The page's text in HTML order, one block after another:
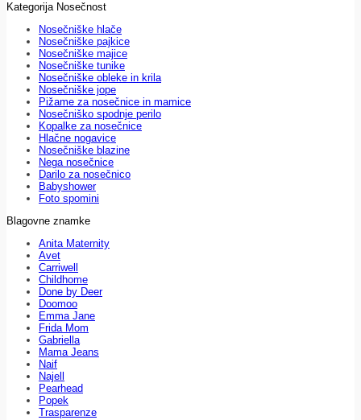
Kategorija Nosečnost
Nosečniške hlače
Nosečniške pajkice
Nosečniške majice
Nosečniške tunike
Nosečniške obleke in krila
Nosečniške jope
Pižame za nosečnice in mamice
Nosečniško spodnje perilo
Kopalke za nosečnice
Hlačne nogavice
Nosečniške blazine
Nega nosečnice
Darilo za nosečnico
Babyshower
Foto spomini
Blagovne znamke
Anita Maternity
Avet
Carriwell
Childhome
Done by Deer
Doomoo
Emma Jane
Frida Mom
Gabriella
Mama Jeans
Naif
Najell
Pearhead
Popek
Trasparenze